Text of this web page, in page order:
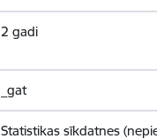
2 gadi
_gat
Statistikas sīkdatnes